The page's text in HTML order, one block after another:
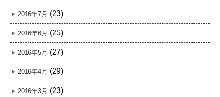
2016年7月 (23)
2016年6月 (25)
2016年5月 (27)
2016年4月 (29)
2016年3月 (23)